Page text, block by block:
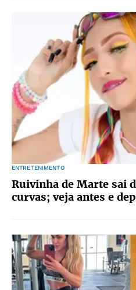
ENTRETENIMENTO
Ruivinha de Marte sai
curvas; veja antes e